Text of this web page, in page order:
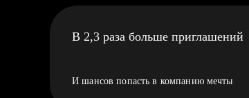
В 2,3 раза больше приглашений
И шансов попасть в компанию мечты